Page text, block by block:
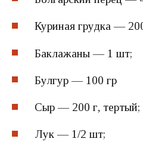
Куриная грудка —
Баклажаны — 1 шт;
Булгур — 100 гр
Сыр — 200 г, тертый;
Лук — 1/2 шт;